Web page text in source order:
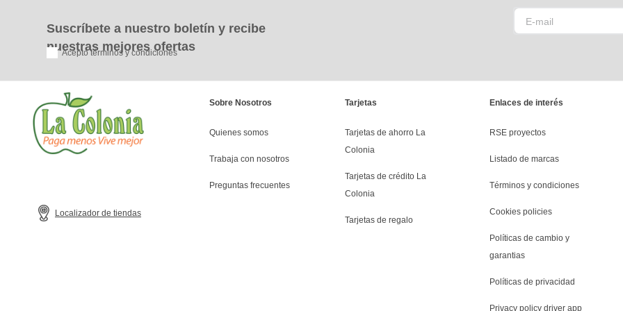
Suscríbete a nuestro boletín y recibe
nuestras mejores ofertas
Acepto términos y condiciones
Localizador de tiendas
Sobre Nosotros
Quienes somos
Trabaja con nosotros
Preguntas frecuentes
Tarjetas
Tarjetas de ahorro La
Colonia
Tarjetas de crédito La
Colonia
Tarjetas de regalo
Enlaces de interés
RSE proyectos
Listado de marcas
Términos y condiciones
Cookies policies
Políticas de cambio y
garantias
Políticas de privacidad
Privacy policy driver app